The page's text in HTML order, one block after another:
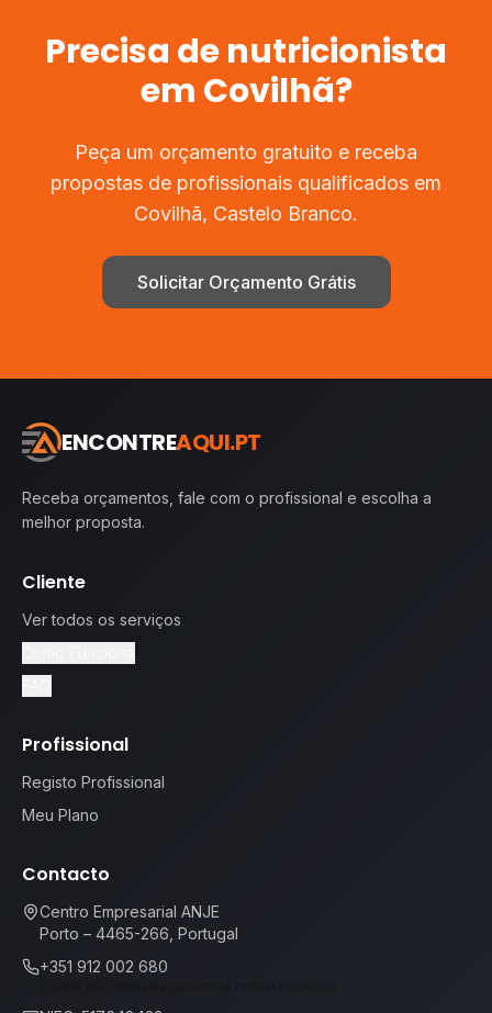
Precisa denutricionista
em Covilhã?
Peça um orçamento gratuito e receba
propostas de profissionais qualificados em
Covilhã, Castelo Branco.
Solicitar Orçamento Grátis
ENCONTREAQUI.PT
Receba orçamentos, fale com o profissional e escolha a
melhor proposta.
Cliente
Ver todos os serviços
Profissional
Registo Profissional
Meu Plano
Contacto
Centro Empresarial ANJE
Porto – 4465-266, Portugal
+351 912 002 680